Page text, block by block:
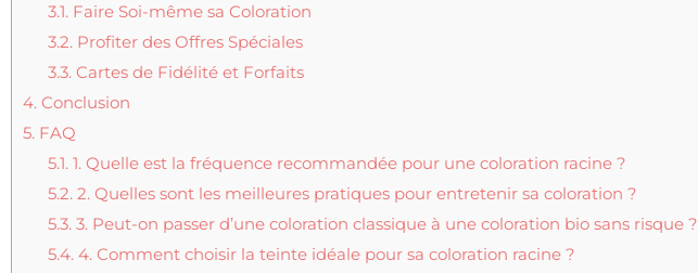
3.1.Faire Soi-même sa Coloration
3.2.Profiter des Offres Spéciales
3.3.Cartes de Fidélité et Forfaits
4. Conclusion
5. FAQ
5.1.1. Quelle est la fréquence recommandée pour une coloration racine ?
5.2.2. Quelles sont les meilleures pratiques pour entretenir sa coloration ?
5.3.3. Peut-on passer d’une coloration classique à une coloration bio sans risque ?
5.4.4. Comment choisir la teinte idéale pour sa coloration racine ?